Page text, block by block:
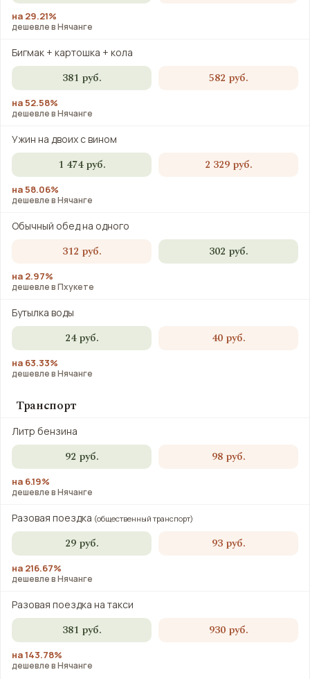
на 29.21%
дешевле в Нячанге
Бигмак + картошка + кола
381 руб. 582 руб.
на 52.58%
дешевле в Нячанге
Ужин на двоих с вином
1 474 руб. 2 329 руб.
на 58.06%
дешевле в Нячанге
Обычный обед на одного
312 руб. 302 руб.
на 2.97%
дешевле в Пхукете
Бутылка воды
24 руб. 40 руб.
на 63.33%
дешевле в Нячанге
Транспорт
Литр бензина
92 руб. 98 руб.
на 6.19%
дешевле в Нячанге
Разовая поездка (общественный транспорт)
29 руб. 93 руб.
на 216.67%
дешевле в Нячанге
Разовая поездка на такси
381 руб. 930 руб.
на 143.78%
дешевле в Нячанге